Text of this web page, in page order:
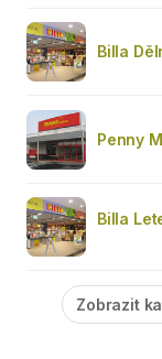
Billa
Penny
Billa
Zobrazit